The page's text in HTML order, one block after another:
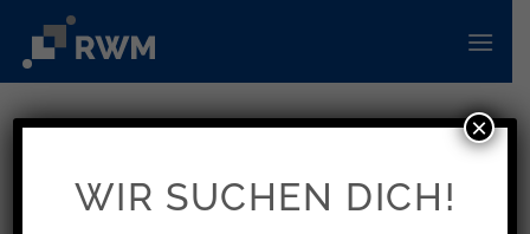
Inhalt
springen
Gewinnbringende
Untervermietung von Wohnraum
WIR SUCHEN DICH!
×